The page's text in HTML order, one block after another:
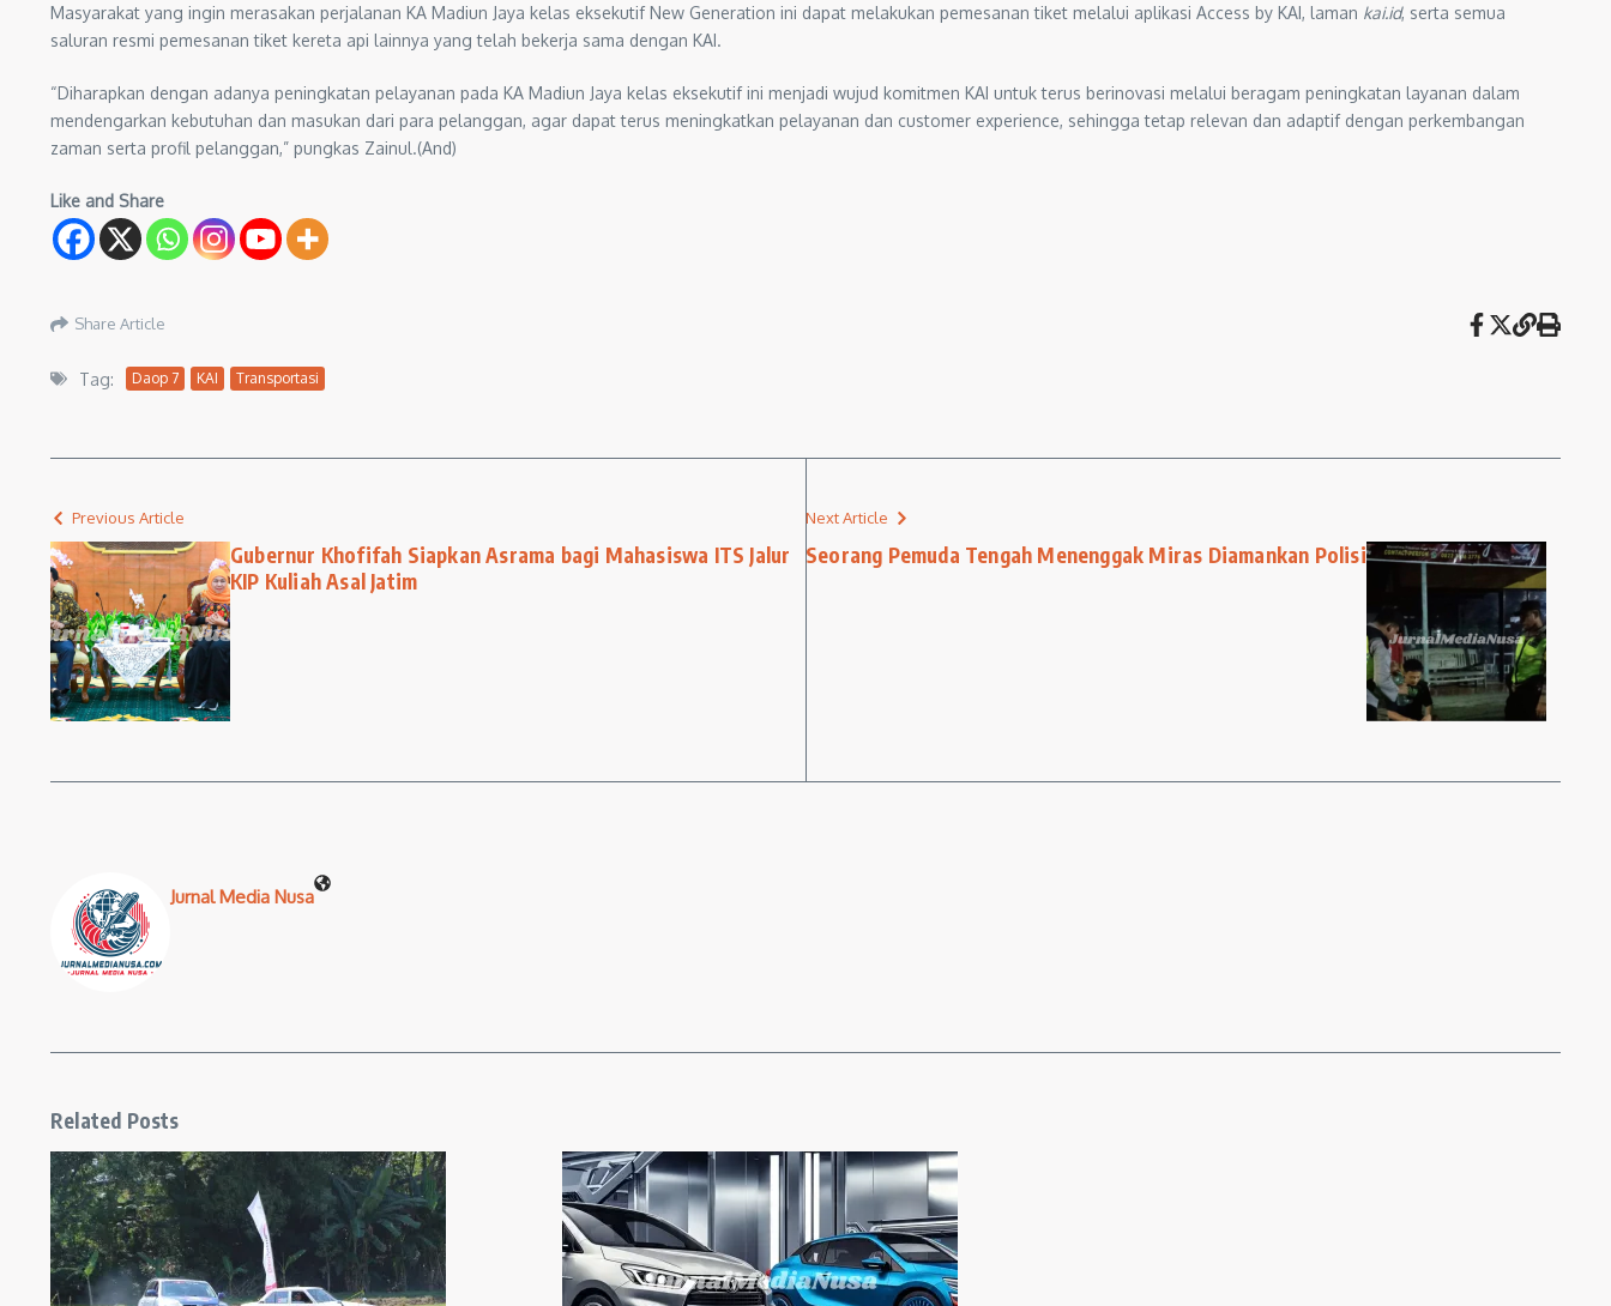
Masyarakat yang ingin merasakan perjalanan KA Madiun Jaya kelas eksekutif New Generation ini dapat melakukan pemesanan tiket melalui aplikasi Access by KAI, laman kai.id, serta semua
saluran resmi pemesanan tiket kereta api lainnya yang telah bekerja sama dengan KAI.
“Diharapkan dengan adanya peningkatan pelayanan pada KA Madiun Jaya kelas eksekutif ini menjadi wujud komitmen KAI untuk terus berinovasi melalui beragam peningkatan layanan dalam
mendengarkan kebutuhan dan masukan dari para pelanggan, agar dapat terus meningkatkan pelayanan dan customer experience, sehingga tetap relevan dan adaptif dengan perkembangan
zaman serta profil pelanggan,” pungkas Zainul.(And)
Like and Share
Share Article
Tag: Daop 7 KAI Transportasi
Previous Article
Gubernur Khofifah Siapkan Asrama bagi Mahasiswa ITS Jalur
KIP Kuliah Asal Jatim
Next Article
Seorang Pemuda Tengah Menenggak Miras Diamankan Polisi
Jurnal Media Nusa
Related Posts